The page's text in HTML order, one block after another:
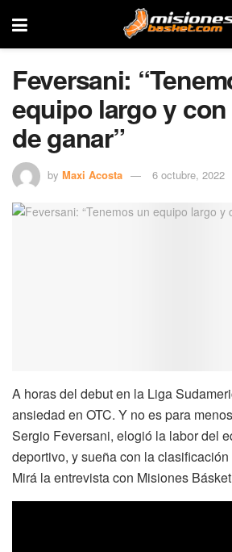
Feversani:
equipo largo y
de ganar”
by Maxi Acosta 6 octubre, 2022
A horas del debut en la Liga
ansiedad en OTC. Y no es para
Sergio Feversani, elogió la labor del
deportivo, y sueña con la
Mirá la entrevista con Misiones